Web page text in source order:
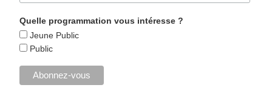
Quelle programmation vous intéresse ?
Jeune Public
Public